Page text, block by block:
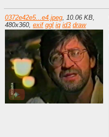
0372e42e5...e4.jpeg 10.06 KB
480x360 exif ggl iq id3 draw